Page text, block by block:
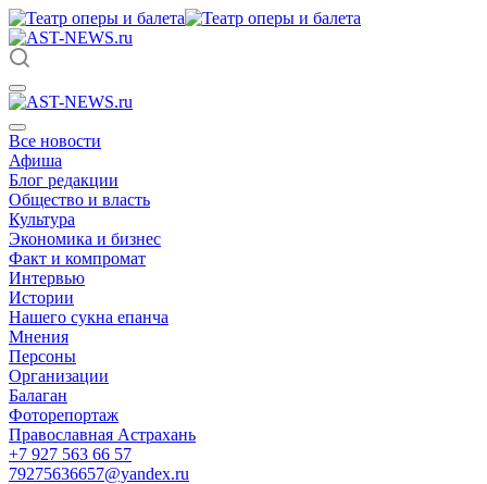
Все новости
Афиша
Блог редакции
Общество и власть
Культура
Экономика и бизнес
Факт и компромат
Интервью
Истории
Нашего сукна епанча
Мнения
Персоны
Организации
Балаган
Фоторепортаж
Православная Астрахань
+7 927 563 66 57
79275636657@yandex.ru